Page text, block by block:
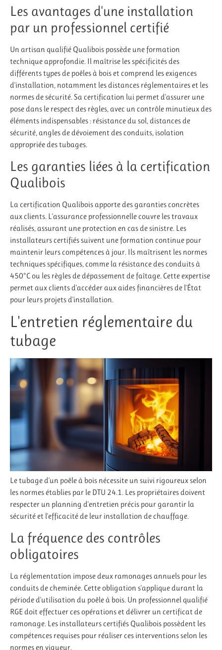
Les avantages d'une installation
par un professionnel certifié
Un artisan qualifié Qualibois possède une formation
technique approfondie. Il maîtrise les spécificités des
différents types de poêles à bois et comprend les exigences
d'installation, notamment les distances réglementaires et les
normes de sécurité. Sa certification lui permet d'assurer une
pose dans le respect des règles, avec un contrôle minutieux des
éléments indispensables : résistance du sol, distances de
sécurité, angles de dévoiement des conduits, isolation
appropriée des tubages.
Les garanties liées à la certification
Qualibois
La certification Qualibois apporte des garanties concrètes
aux clients. L'assurance professionnelle couvre les travaux
réalisés, assurant une protection en cas de sinistre. Les
installateurs certifiés suivent une formation continue pour
maintenir leurs compétences à jour. Ils maîtrisent les normes
techniques spécifiques, comme la résistance des conduits à
450°C ou les règles de dépassement de faîtage. Cette expertise
permet aux clients d'accéder aux aides financières de l'État
pour leurs projets d'installation.
L'entretien réglementaire du
tubage
Le tubage d'un poêle à bois nécessite un suivi rigoureux selon
les normes établies par le DTU 24.1. Les propriétaires doivent
respecter un planning d'entretien précis pour garantir la
sécurité et l'efficacité de leur installation de chauffage.
La fréquence des contrôles
obligatoires
La réglementation impose deux ramonages annuels pour les
conduits de cheminée. Cette obligation s'applique durant la
période d'utilisation du poêle à bois. Un professionnel qualifié
RGE doit effectuer ces opérations et délivrer un certificat de
ramonage. Les installateurs certifiés Qualibois possèdent les
compétences requises pour réaliser ces interventions selon les
normes en vigueur.